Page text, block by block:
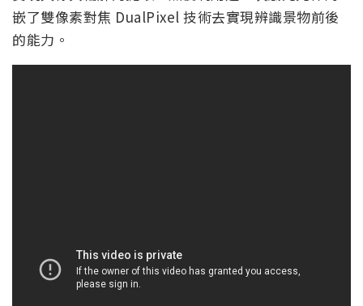
嵌了雙像素對焦 DualPixel 技術去實現辨識景物前後
的能力。